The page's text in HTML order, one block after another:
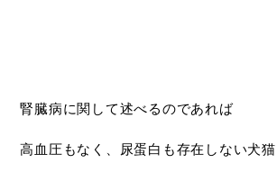
腎臓病に関して述べるのであれば
高血圧もなく、尿蛋白も存在しない犬猫